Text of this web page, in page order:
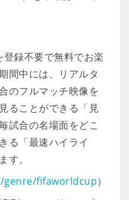
登録不要で無料でお楽
間中には、リアルタ
のフルマッチ映像を
ることができる「見
試合の名場面をどこ
る「最速ハイライ
す。
fifaworldcup）